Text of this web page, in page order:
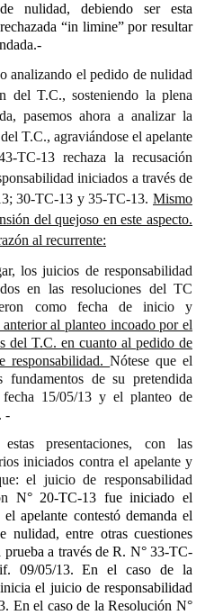
nulidad, debiendo ser esta
“in limine” por resultar
analizando el pedido de nulidad
del T.C., sosteniendo la plena
pasemos ahora a analizar la
T.C., agraviándose el apelante
TC-13 rechaza la recusación
iniciados a través de
30-TC-13 y 35-TC-13. Mismo
del quejoso en este aspecto.
al recurrente:
los juicios de responsabilidad
en las resoluciones del TC
como fecha de inicio y
anterior al planteo incoado por el
del T.C. en cuanto al pedido de
responsabilidad.Nótese que el
de su pretendida
15/05/13 y el planteo de
-
estas presentaciones, con las
iniciados contra el apelante y
el juicio de responsabilidad
N° 20-TC-13 fue iniciado el
apelante contestó demanda el
nulidad, entre otras cuestiones
prueba a través de R. N° 33-TC-
09/05/13. En el caso de la
el juicio de responsabilidad
En el caso de la Resolución N°